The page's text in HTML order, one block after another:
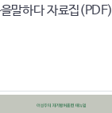
말하다 자료집(PDF)